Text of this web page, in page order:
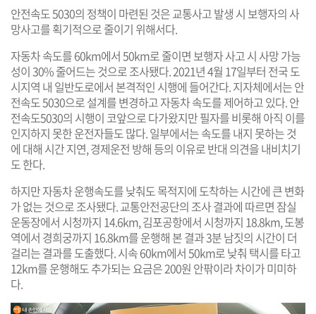
안전속도 5030의 정책이 마련된 것은 교통사고 발생 시 보행자의 사
망사고를 획기적으로 줄이기 위해서다.
자동차 속도를 60km에서 50km로 줄이면 보행자 사고 시 사망 가능
성이 30% 줄어드는 것으로 조사됐다. 2021년 4월 17일부터 전국 도
시지역 내 일반도로에서 본격적인 시행에 들어간다. 지자체에서는 안
전속도 5030으로 설계를 변경하고 자동차 속도를 제어하고 있다. 안
전속도5030의 시행이 코앞으로 다가왔지만 필자를 비롯해 아직 이를
인지하지 못한 운전자들도 많다. 일부에서는 속도를 내지 못하는 것
에 대해 시간 지연, 경제운전 방해 등의 이유로 반대 의견을 내비치기
도 한다.
하지만 자동차 운행속도를 낮춰도 목적지에 도착하는 시간에 큰 변화
가 없는 것으로 조사됐다. 교통안전공단의 조사 결과에 따르면 잠실
운동장에서 시청까지 14.6km, 김포공항에서 시청까지 18.8km, 도봉
역에서 경희궁까지 16.8km를 운행해 본 결과 3분 남짓의 시간이 더
걸리는 결과를 도출했다. 시속 60km에서 50km로 낮춰 택시를 타고
12km를 운행해도 추가되는 요금은 200원 안팎이라 차이가 미미하
다. ​